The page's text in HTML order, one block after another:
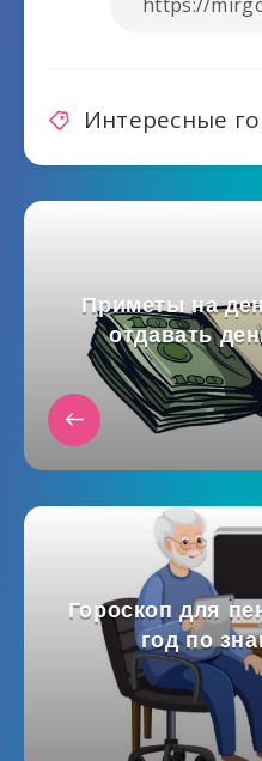
Интересные
Приметы на
отдавать
Гороскоп для
год по